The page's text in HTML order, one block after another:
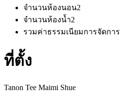
จำนวนห้องนอน2
จำนวนห้องน้ำ2
รวมค่าธรรมเนียมการจัดการ
ที่ตั้ง
Tanon Tee Maimi Shue